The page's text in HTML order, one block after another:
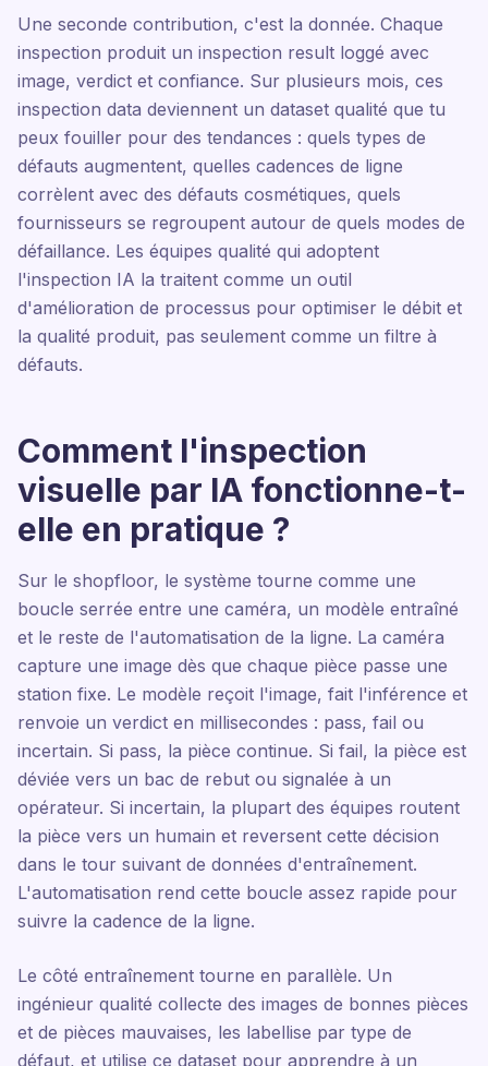
Une seconde contribution, c'est la donnée. Chaque
inspection produit un inspection result loggé avec
image, verdict et confiance. Sur plusieurs mois, ces
inspection data deviennent un dataset qualité que tu
peux fouiller pour des tendances : quels types de
défauts augmentent, quelles cadences de ligne
corrèlent avec des défauts cosmétiques, quels
fournisseurs se regroupent autour de quels modes de
défaillance. Les équipes qualité qui adoptent
l'inspection IA la traitent comme un outil
d'amélioration de processus pour optimiser le débit et
la qualité produit, pas seulement comme un filtre à
défauts.
Comment l'inspection
visuelle par IA fonctionne-t-
elle en pratique ?
Sur le shopfloor, le système tourne comme une
boucle serrée entre une caméra, un modèle entraîné
et le reste de l'automatisation de la ligne. La caméra
capture une image dès que chaque pièce passe une
station fixe. Le modèle reçoit l'image, fait l'inférence et
renvoie un verdict en millisecondes : pass, fail ou
incertain. Si pass, la pièce continue. Si fail, la pièce est
déviée vers un bac de rebut ou signalée à un
opérateur. Si incertain, la plupart des équipes routent
la pièce vers un humain et reversent cette décision
dans le tour suivant de données d'entraînement.
L'automatisation rend cette boucle assez rapide pour
suivre la cadence de la ligne.
Le côté entraînement tourne en parallèle. Un
ingénieur qualité collecte des images de bonnes pièces
et de pièces mauvaises, les labellise par type de
défaut, et utilise ce dataset pour apprendre à un